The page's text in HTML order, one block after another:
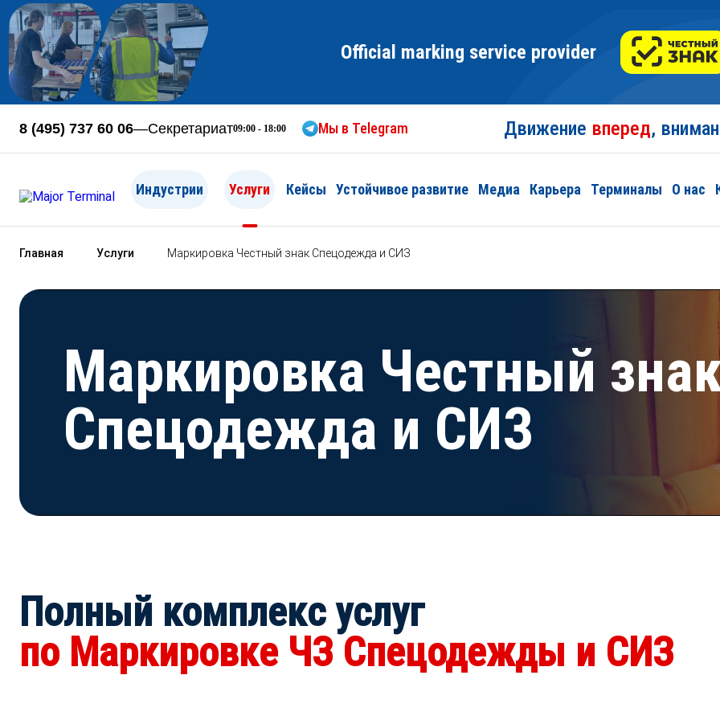
Official marking service provider
8 (495) 737 60 06—Секретариат09:00 - 18:00 Мы в Telegram Движение вперед,
Индустрии Услуги Кейсы Устойчивое развитие Медиа Карьера Терминалы О нас
Главная Услуги Маркировка Честный знак Спецодежда и СИЗ
Маркировка Честный
Спецодежда и СИЗ
Полный комплексуслуг
по Маркировке ЧЗ Спецодежды и СИЗ